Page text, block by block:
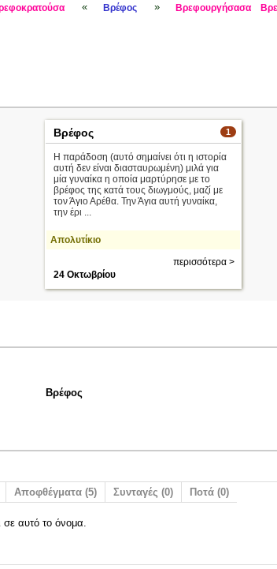
« Βρέφος » Βρεφουργήσασα
1
Βρέφος
Η παράδοση (αυτό σημαίνει ότι η ιστορία
αυτή δεν είναι διασταυρωμένη) μιλά για
μία γυναίκα η οποία μαρτύρησε με το
βρέφος της κατά τους διωγμούς, μαζί με
τον Άγιο Αρέθα. Την Άγια αυτή γυναίκα,
την έρι ...
Απολυτίκιο
περισσότερα >
24 Οκτωβρίου
Βρέφος
Αποφθέγματα (5) Συνταγές (0) Ποτά (0)
αυτό το όνομα.